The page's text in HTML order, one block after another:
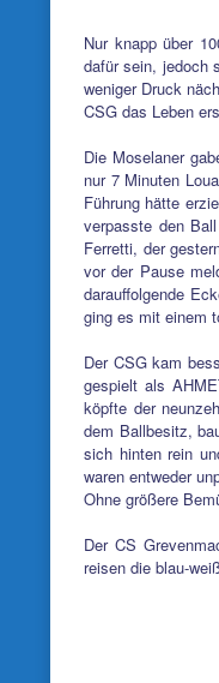
Nur knapp über
dafür sein, jedoch
weniger Druck
CSG das Leben
Die Moselaner
nur 7 Minuten
Führung hätte
verpasste den
Ferretti, der
vor der Pause
darauffolgende
ging es mit einem
Der CSG kam
gespielt als
köpfte der
dem Ballbesitz,
sich hinten rein
waren entweder
Ohne größere
Der CS
reisen die blau-